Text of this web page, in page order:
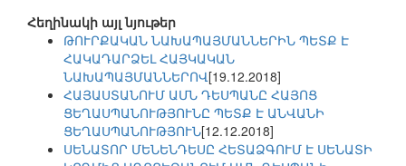
Հեղինակի այլ նյութեր
ԹՈՒՐՔԱԿԱՆ ՆԱԽԱՊԱՅՄԱՆՆԵՐԻՆ ՊԵՏՔ Է
ՀԱԿԱԴԱՐՁԵԼ ՀԱՅԿԱԿԱՆ
ՆԱԽԱՊԱՅՄԱՆՆԵՐՈՎ[19.12.2018]
ՀԱՅԱՍՏԱՆՈՒՄ ԱՄՆ ԴԵՍՊԱՆԸ ՀԱՅՈՑ
ՑԵՂԱՍՊԱՆՈՒԹՅՈՒՆԸ ՊԵՏՔ Է ԱՆՎԱՆԻ
ՑԵՂԱՍՊԱՆՈՒԹՅՈՒՆ[12.12.2018]
ՍԵՆԱՏՈՐ ՄԵՆԵՆԴԵՍԸ ՀԵՏԱՁԳՈՒՄ Է ՍԵՆԱՏԻ